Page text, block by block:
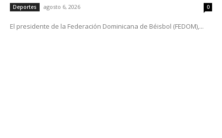
Deportes agosto 6, 2026 0
El presidente de la Federación Dominicana de Béisbol (FEDOM),...